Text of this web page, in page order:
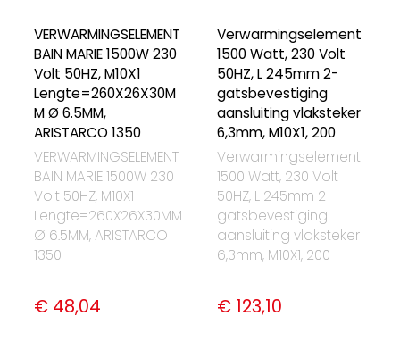
VERWARMINGSELEMENT
BAIN MARIE 1500W 230
Volt 50HZ, M10X1
Lengte=260X26X30M
M Ø 6.5MM,
ARISTARCO 1350
VERWARMINGSELEMENT
BAIN MARIE 1500W 230
Volt 50HZ, M10X1
Lengte=260X26X30MM
Ø 6.5MM, ARISTARCO
1350
€ 48,04
Verwarmingselement
1500 Watt, 230 Volt
50HZ, L 245mm 2-
gatsbevestiging
aansluiting vlaksteker
6,3mm, M10X1, 200
Verwarmingselement
1500 Watt, 230 Volt
50HZ, L 245mm 2-
gatsbevestiging
aansluiting vlaksteker
6,3mm, M10X1, 200
€ 123,10